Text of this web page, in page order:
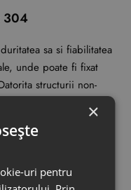
304
sa si fiabilitatea
unde poate fi fixat
structurii non-
usoare proprietati
iar designul se
orice amenajari.
×
uri pentru